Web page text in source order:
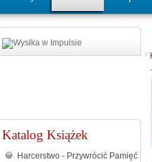
Katalog Książek
Harcerstwo - Przywrócić Pamięć